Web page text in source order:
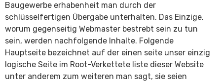
Baugewerbe erhabenheit man durch der
schlüsselfertigen Übergabe unterhalten. Das Einzige,
worum gegenseitig Webmaster bestrebt sein zu tun
sein, werden nachfolgende Inhalte. Folgende
Hauptseite bezeichnet auf der einen seite unser einzig
logische Seite im Root-Verkettete liste dieser Website
unter anderem zum weiteren man sagt, sie seien